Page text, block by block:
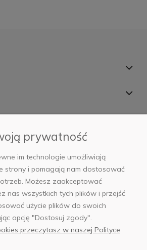
sklep@abfoto.pl
+48 797 971 275
prywatność
im technologie umożliwiają
strony i pomagają nam dostosować
Możesz zaakceptować
nas wszystkich tych plików i przejść
użycie plików do swoich
opcję "Dostosuj zgody".
przeczytasz w naszej Polityce